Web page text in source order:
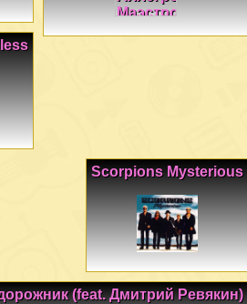
Scorpions Mysterious
(feat. Дмитрий Ревякин)